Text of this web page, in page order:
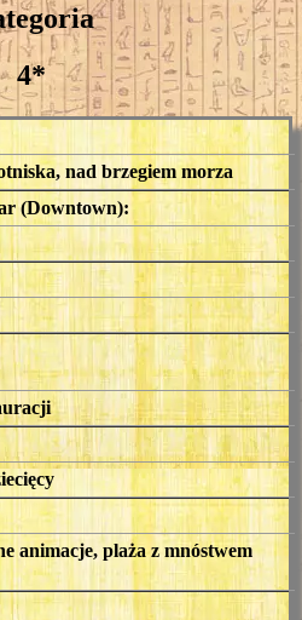
4*
nad brzegiem morza
(Downtown):
animacje, plaża z mnóstwem